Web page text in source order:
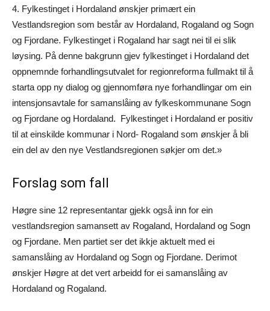
4. Fylkestinget i Hordaland ønskjer primært ein
Vestlandsregion som består av Hordaland, Rogaland og Sogn
og Fjordane. Fylkestinget i Rogaland har sagt nei til ei slik
løysing. På denne bakgrunn gjev fylkestinget i Hordaland det
oppnemnde forhandlingsutvalet for regionreforma fullmakt til å
starta opp ny dialog og gjennomføra nye forhandlingar om ein
intensjonsavtale for samanslåing av fylkeskommunane Sogn
og Fjordane og Hordaland. Fylkestinget i Hordaland er positiv
til at einskilde kommunar i Nord- Rogaland som ønskjer å bli
ein del av den nye Vestlandsregionen søkjer om det.»
Forslag som fall
Høgre sine 12 representantar gjekk også inn for ein
vestlandsregion samansett av Rogaland, Hordaland og Sogn
og Fjordane. Men partiet ser det ikkje aktuelt med ei
samanslåing av Hordaland og Sogn og Fjordane. Derimot
ønskjer Høgre at det vert arbeidd for ei samanslåing av
Hordaland og Rogaland.